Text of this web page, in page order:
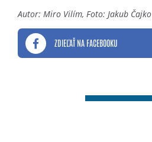
Autor: Miro Vilím, Foto: Jakub Čajko
ZDIEĽAŤ NA FACEBOOKU